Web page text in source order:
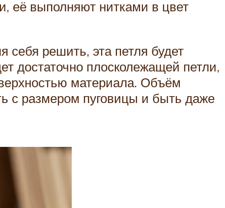
её выполняют нитками в цвет
решить, эта петля будет
достаточно плосколежащей петли,
материала. Объём
с размером пуговицы и быть даже